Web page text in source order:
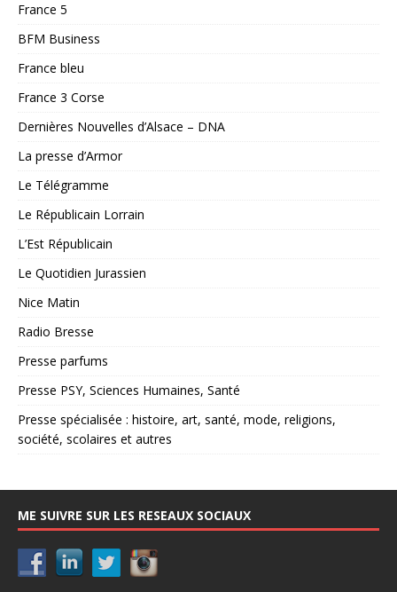
France 5
BFM Business
France bleu
France 3 Corse
Dernières Nouvelles d’Alsace – DNA
La presse d’Armor
Le Télégramme
Le Républicain Lorrain
L’Est Républicain
Le Quotidien Jurassien
Nice Matin
Radio Bresse
Presse parfums
Presse PSY, Sciences Humaines, Santé
Presse spécialisée : histoire, art, santé, mode, religions,
société, scolaires et autres
ME SUIVRE SUR LES RESEAUX SOCIAUX